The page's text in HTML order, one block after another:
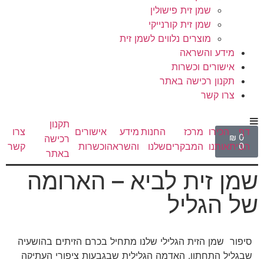
שמן זית פישולין
שמן זית קורנייקי
מוצרים נלווים לשמן זית
מידע והשראה
אישורים וכשרות
תקנון רכישה באתר
צרו קשר
דף
הבית
הכירו
אותנו
מרכז
המבקרים
החנות
שלנו
מידע
והשראה
אישורים
וכשרות
תקנון
רכישה
באתר
צרו
קשר
₪ 0
0
שמן זית לביא – הארומה
של הגליל
סיפור שמן הזית הגלילי שלנו מתחיל בכרם הזיתים בהושעיה
שבגליל התחתון. האדמה הגלילית שבגבעות ציפורי העתיקה